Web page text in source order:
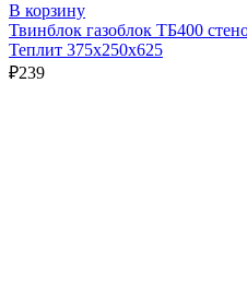
В корзину
Твинблок газоблок ТБ400
Теплит 375х250х625
₽239